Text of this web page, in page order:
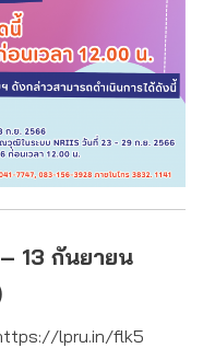
13 กันยายน
lpru.in/flk5